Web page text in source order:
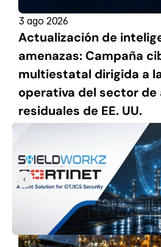
3 ago 2026
Actualización de
amenazas: Campaña
multiestatal dirigida a
operativa del sector de
residuales de EE. UU.
‹